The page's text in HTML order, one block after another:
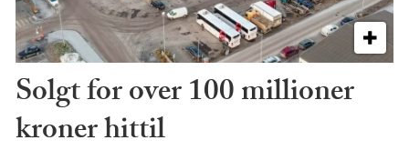
Solgt for over 100 millioner
kroner hittil